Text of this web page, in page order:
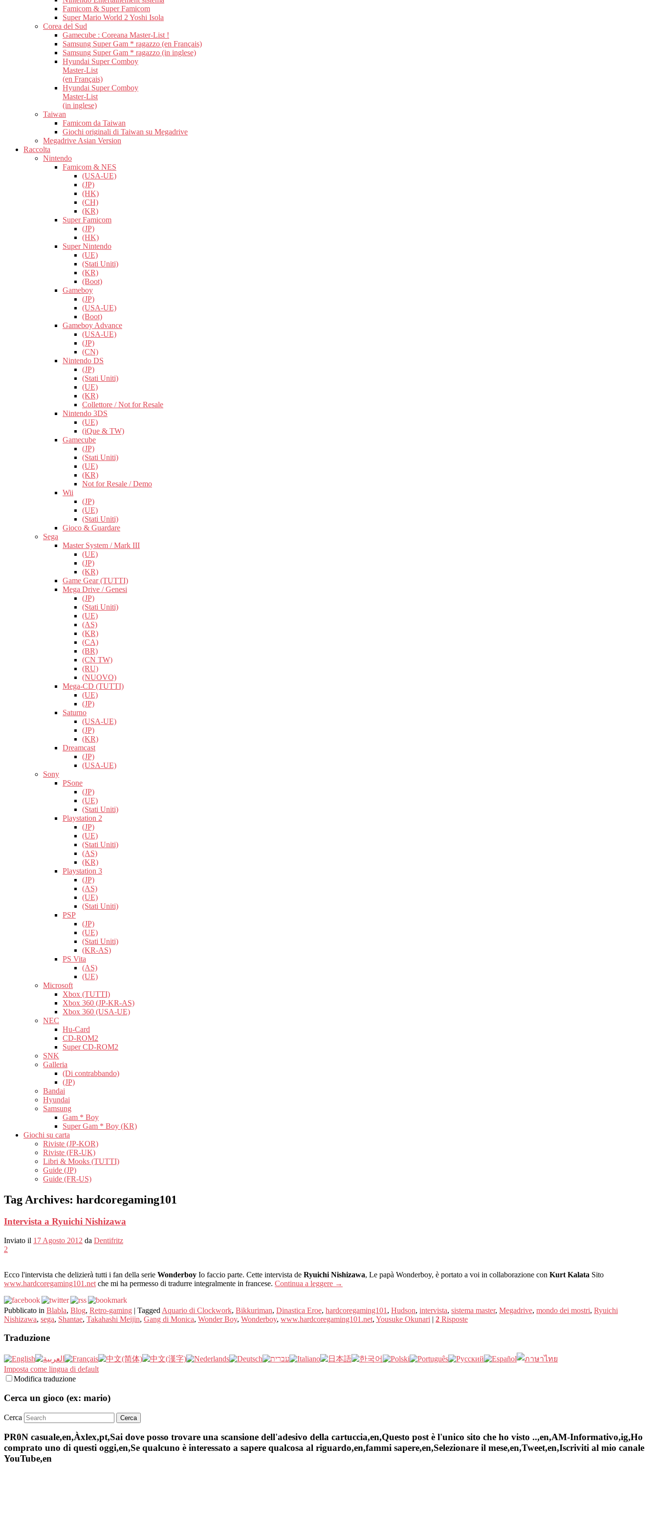
Famicom & Super Famicom
Super Mario World 2 Yoshi Isola
Corea del Sud
Gamecube : Coreana Master-List !
Samsung Super Gam * ragazzo (en Français)
Samsung Super Gam * ragazzo (in inglese)
Hyundai Super Comboy
Master-List
(en Français)
Hyundai Super Comboy
Master-List
(in inglese)
Taiwan
Famicom da Taiwan
Giochi originali di Taiwan su Megadrive
Megadrive Asian Version
Raccolta
Nintendo
Famicom & NES
(USA-UE)
(JP)
(HK)
(CH)
(KR)
Super Famicom
(JP)
(HK)
Super Nintendo
(UE)
(Stati Uniti)
(KR)
(Boot)
Gameboy
(JP)
(USA-UE)
(Boot)
Gameboy Advance
(USA-UE)
(JP)
(CN)
Nintendo DS
(JP)
(Stati Uniti)
(UE)
(KR)
Collettore / Not for Resale
Nintendo 3DS
(UE)
(iQue & TW)
Gamecube
(JP)
(Stati Uniti)
(UE)
(KR)
Not for Resale / Demo
Wii
(JP)
(UE)
(Stati Uniti)
Gioco & Guardare
Sega
Master System / Mark III
(UE)
(JP)
(KR)
Game Gear (TUTTI)
Mega Drive / Genesi
(JP)
(Stati Uniti)
(UE)
(AS)
(KR)
(CA)
(BR)
(CN TW)
(RU)
(NUOVO)
Mega-CD (TUTTI)
(UE)
(JP)
Saturno
(USA-UE)
(JP)
(KR)
Dreamcast
(JP)
(USA-UE)
Sony
PSone
(JP)
(UE)
(Stati Uniti)
Playstation 2
(JP)
(UE)
(Stati Uniti)
(AS)
(KR)
Playstation 3
(JP)
(AS)
(UE)
(Stati Uniti)
PSP
(JP)
(UE)
(Stati Uniti)
(KR-AS)
PS Vita
(AS)
(UE)
Microsoft
Xbox (TUTTI)
Xbox 360 (JP-KR-AS)
Xbox 360 (USA-UE)
NEC
Hu-Card
CD-ROM2
Super CD-ROM2
SNK
Galleria
(Di contrabbando)
(JP)
Bandai
Hyundai
Samsung
Gam * Boy
Super Gam * Boy (KR)
Giochi su carta
Riviste (JP-KOR)
Riviste (FR-UK)
Libri & Mooks (TUTTI)
Guide (JP)
Guide (FR-US)
Tag Archives: hardcoregaming101
Intervista a Ryuichi Nishizawa
Inviato il 17 Agosto 2012 da Dentifritz
2
Ecco l'intervista che delizierà tutti i fan della serie Wonderboy Io faccio parte. Cette intervista de Ryuichi Nishizawa, Le papà Wonderboy, è portato a voi in collaborazione con Kurt Kalata Sito
www.hardcoregaming101.net che mi ha permesso di tradurre integralmente in francese. Continua a leggere →
Pubblicato in Blabla, Blog, Retro-gaming | Tagged Aquario di Clockwork, Bikkuriman, Dinastica Eroe, hardcoregaming101 , Hudson, intervista, sistema master, Megadrive, mondo dei mostri, Ryuichi
Nishizawa, sega, Shantae, Takahashi Meijin, Gang di Monica, Wonder Boy, Wonderboy, www.hardcoregaming101.net, Yousuke Okunari | 2 Risposte
Traduzione
Imposta come lingua di default
Modifica traduzione
Cerca un gioco (ex: mario)
Cerca
PR0N casuale,en,Àxlex,pt,Sai dove posso trovare una scansione dell'adesivo della cartuccia,en,Questo post è l'unico sito che ho visto ..,en,AM-Informativo,ig,Ho
comprato uno di questi oggi,en,Se qualcuno è interessato a sapere qualcosa al riguardo,en,fammi sapere,en,Selezionare il mese,en,Tweet,en,Iscriviti al mio canale
YouTube,en